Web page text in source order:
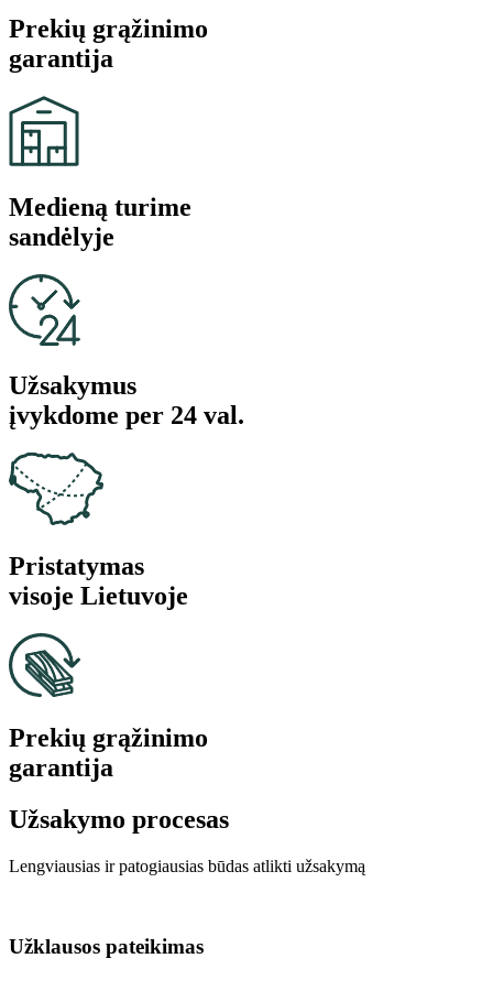
Prekių grąžinimo
garantija
Medieną turime
sandėlyje
Užsakymus
įvykdome per 24 val.
Pristatymas
visoje Lietuvoje
Prekių grąžinimo
garantija
Užsakymo procesas
Lengviausias ir patogiausias būdas atlikti užsakymą
Užklausos pateikimas